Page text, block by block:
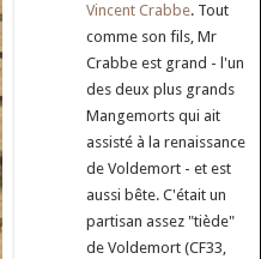
Vincent Crabbe. Tout
comme son fils, Mr
Crabbe est grand - l'un
des deux plus grands
Mangemorts qui ait
assisté à la renaissance
de Voldemort - et est
aussi bête. C'était un
partisan assez "tiède"
de Voldemort (CF33,